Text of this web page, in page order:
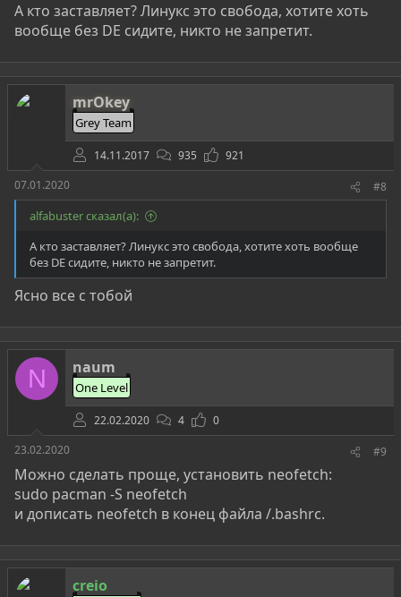
А кто заставляет? Линукс это свобода, хотите хоть
вообще без DE сидите, никто не запретит.
mrOkey
Grey Team
14.11.2017 935
921
07.01.2020
#8
alfabuster сказал(а):
А кто заставляет? Линукс это свобода, хотите хоть вообще
без DE сидите, никто не запретит.
Ясно все с тобой
N naum
One Level
22.02.2020 4
0
23.02.2020
#9
Можно сделать проще, установить neofetch:
sudo pacman -S neofetch
и дописать neofetch в конец файла /.bashrc.
creio